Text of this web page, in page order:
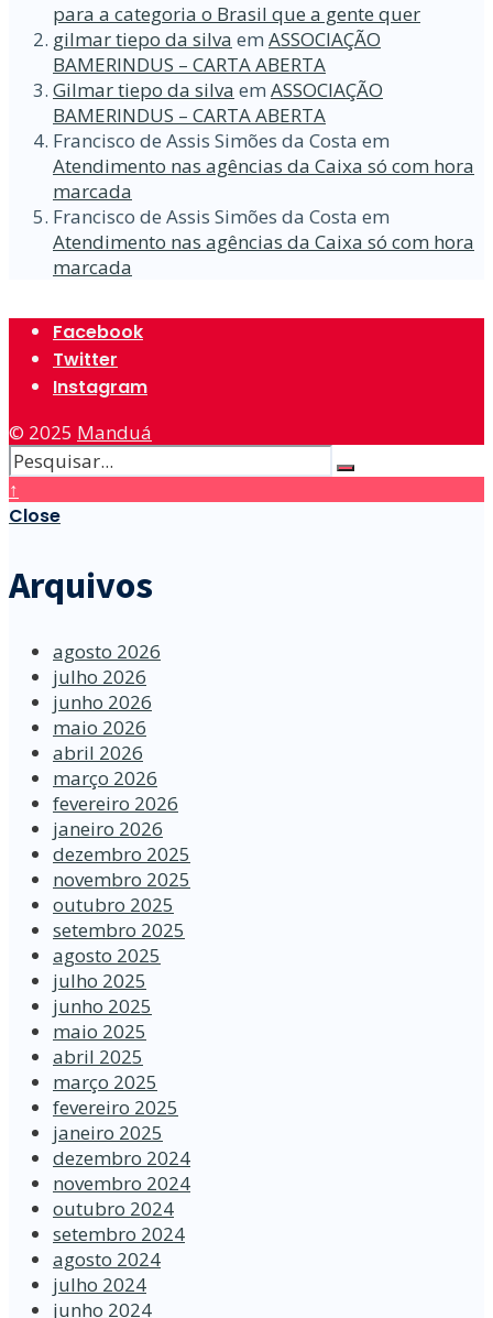
para a categoria o Brasil que a gente quer
gilmar tiepo da silva em ASSOCIAÇÃO
BAMERINDUS – CARTA ABERTA
Gilmar tiepo da silva em ASSOCIAÇÃO
BAMERINDUS – CARTA ABERTA
Francisco de Assis Simões da Costa em
Atendimento nas agências da Caixa só com hora
marcada
Francisco de Assis Simões da Costa em
Atendimento nas agências da Caixa só com hora
marcada
Facebook
Twitter
Instagram
© 2025 Manduá
↑
Close
Arquivos
agosto 2026
julho 2026
junho 2026
maio 2026
abril 2026
março 2026
fevereiro 2026
janeiro 2026
dezembro 2025
novembro 2025
outubro 2025
setembro 2025
agosto 2025
julho 2025
junho 2025
maio 2025
abril 2025
março 2025
fevereiro 2025
janeiro 2025
dezembro 2024
novembro 2024
outubro 2024
setembro 2024
agosto 2024
julho 2024
junho 2024